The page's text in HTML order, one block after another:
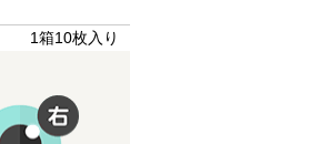
1箱10枚入り